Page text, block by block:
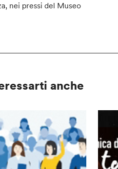
nei pressi del Museo
anche